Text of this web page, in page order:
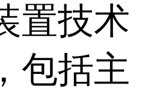
置技术
包括主